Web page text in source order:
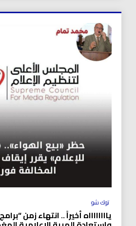
توك شو
يااااااااه أخيراً .. انتهاء زمن